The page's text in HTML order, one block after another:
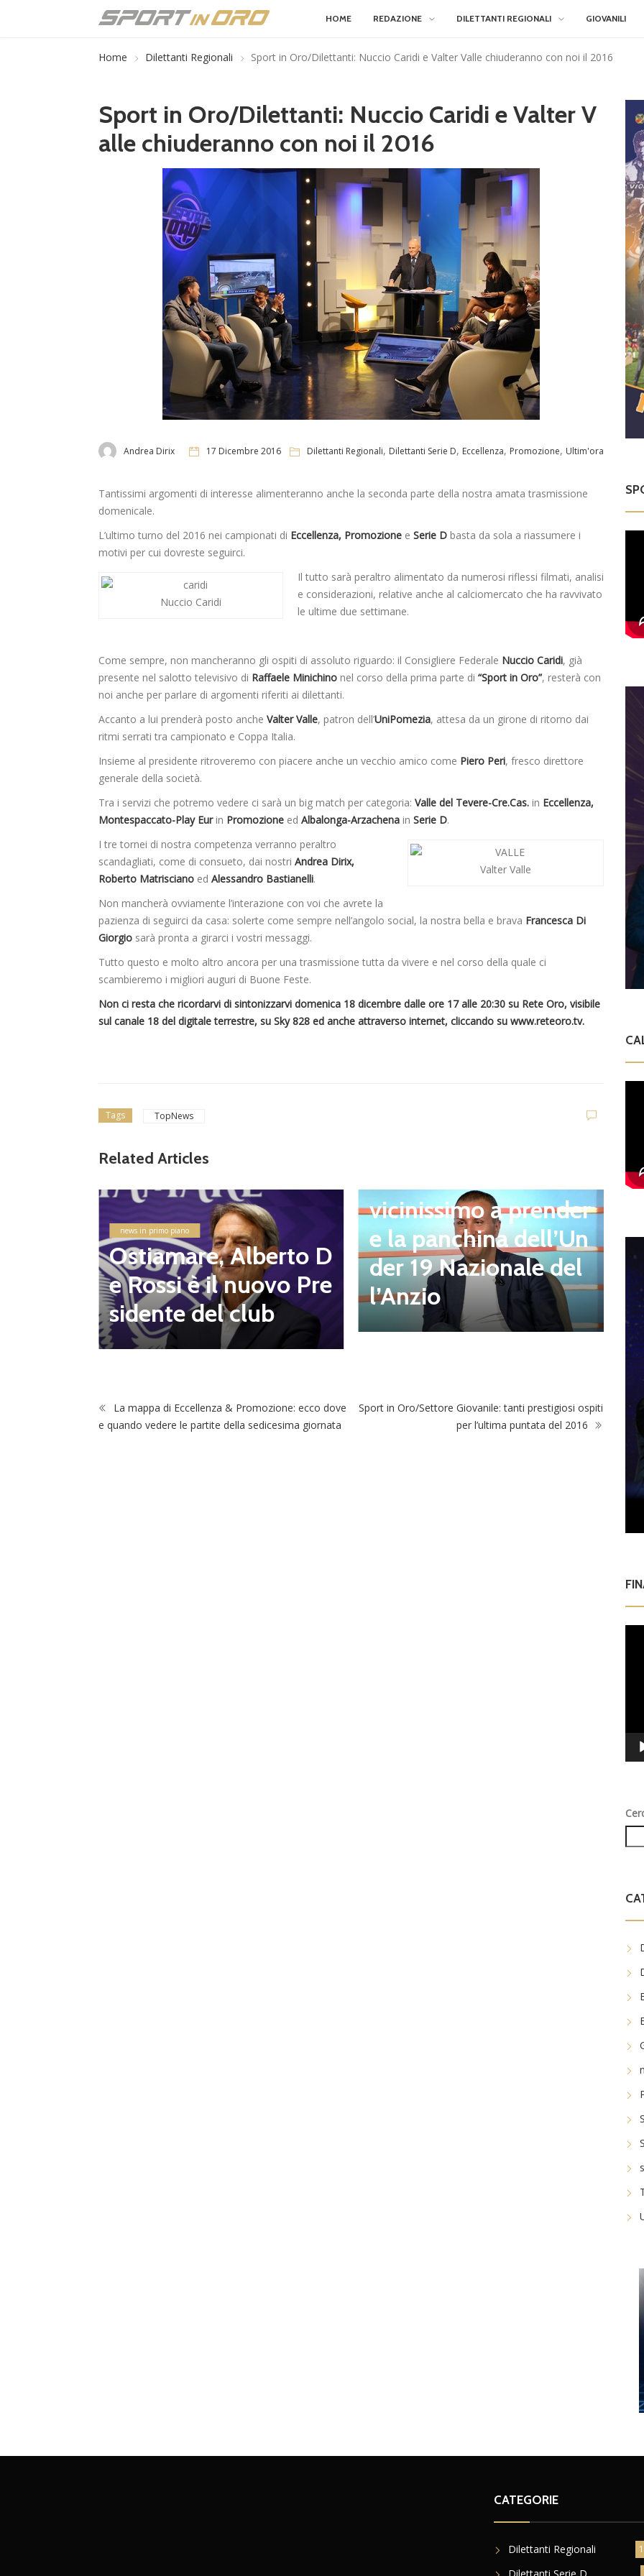
HOME REDAZIONE DILETTANTI REGIONALI GIOVANILI
Home Dilettanti Regionali Sport in Oro/Dilettanti: Nuccio Caridi e Valter Valle chiuderanno con noi il 2016
Sport in Oro/Dilettanti: Nuccio Caridi e Valter V
alle chiuderanno con noi il 2016
Andrea Dirix 17 Dicembre 2016 Dilettanti Regionali, Dilettanti Serie D, Eccellenza, Promozione, Ultim'ora
Tantissimi argomenti di interesse alimenteranno anche la seconda parte della nostra amata trasmissione
domenicale.
L’ultimo turno del 2016 nei campionati di Eccellenza, Promozione e Serie D basta da sola a riassumere i
motivi per cui dovreste seguirci.
Nuccio Caridi
Il tutto sarà peraltro alimentato da numerosi riflessi filmati, analisi
e considerazioni, relative anche al calciomercato che ha ravvivato
le ultime due settimane.
Come sempre, non mancheranno gli ospiti di assoluto riguardo: il Consigliere Federale Nuccio Caridi, già
presente nel salotto televisivo di Raffaele Minichino nel corso della prima parte di “Sport in Oro”, resterà con
noi anche per parlare di argomenti riferiti ai dilettanti.
Accanto a lui prenderà posto anche Valter Valle, patron dell’UniPomezia, attesa da un girone di ritorno dai
ritmi serrati tra campionato e Coppa Italia.
Insieme al presidente ritroveremo con piacere anche un vecchio amico come Piero Peri, fresco direttore
generale della società.
Tra i servizi che potremo vedere ci sarà un big match per categoria: Valle del Tevere-Cre.Cas. in Eccellenza,
Montespaccato-Play Eurin Promozione ed Albalonga-Arzachena in Serie D.
Valter Valle
I tre tornei di nostra competenza verranno peraltro
scandagliati, come di consueto, dai nostri Andrea Dirix,
Roberto Matrisciano ed Alessandro Bastianelli.
Non mancherà ovviamente l’interazione con voi che avrete la
pazienza di seguirci da casa: solerte come sempre nell’angolo social, la nostra bella e brava Francesca Di
Giorgio sarà pronta a girarci i vostri messaggi.
Tutto questo e molto altro ancora per una trasmissione tutta da vivere e nel corso della quale ci
scambieremo i migliori auguri di Buone Feste.
Non ci resta che ricordarvi di sintonizzarvi domenica 18 dicembre dalle ore 17 alle 20:30 su Rete Oro, visibile
sul canale 18 del digitale terrestre, su Sky 828 ed anche attraverso internet, cliccando su www.reteoro.tv.
Tags TopNews
Related Articles
news in primo piano
Ostiamare, Alberto D
e Rossi è il nuovo Pre
sidente del club
vicinissimo a prender
e la panchina dell’Un
der 19 Nazionale del
l’Anzio
La mappa di Eccellenza & Promozione: ecco dove
e quando vedere le partite della sedicesima giornata
Sport in Oro/Settore Giovanile: tanti prestigiosi ospiti
per l’ultima puntata del 2016
CATEGORIE
Dilettanti Regionali